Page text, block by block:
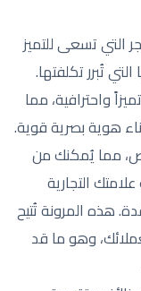
التي تسعى للتميز
تُبرر تكلفتها.
واحترافية، مما
هوية بصرية قوية.
مما يُمكنك من
التجارية
هذه المرونة تُتيح
وهو ما قد